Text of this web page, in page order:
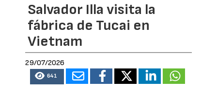
Salvador Illa visita la
fábrica de Tucai en
Vietnam
29/07/2026
641